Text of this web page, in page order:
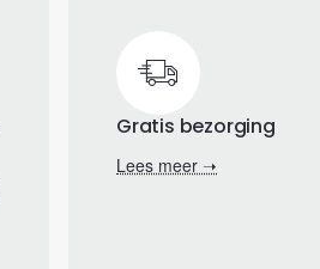
Gratis bezorging
Lees meer ➝